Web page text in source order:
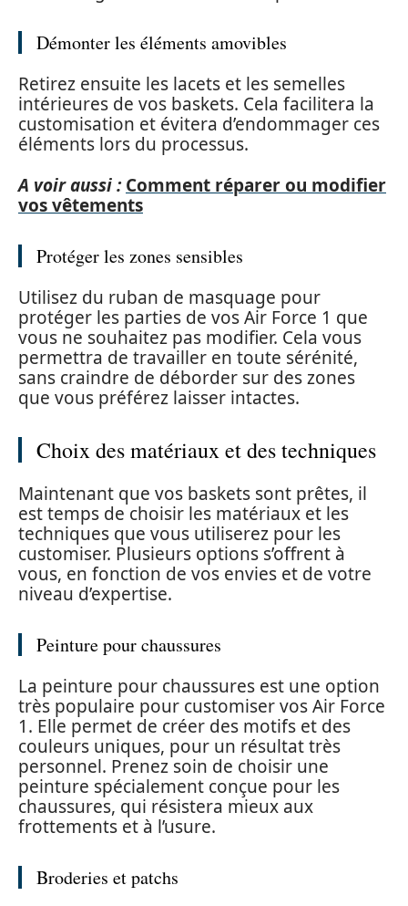
Démonter les éléments amovibles
Retirez ensuite les lacets et les semelles
intérieures de vos baskets. Cela facilitera la
customisation et évitera d’endommager ces
éléments lors du processus.
A voir aussi : Comment réparer ou modifier
vos vêtements
Protéger les zones sensibles
Utilisez du ruban de masquage pour
protéger les parties de vos Air Force 1 que
vous ne souhaitez pas modifier. Cela vous
permettra de travailler en toute sérénité,
sans craindre de déborder sur des zones
que vous préférez laisser intactes.
Choix des matériaux et des techniques
Maintenant que vos baskets sont prêtes, il
est temps de choisir les matériaux et les
techniques que vous utiliserez pour les
customiser. Plusieurs options s’offrent à
vous, en fonction de vos envies et de votre
niveau d’expertise.
Peinture pour chaussures
La peinture pour chaussures est une option
très populaire pour customiser vos Air Force
1. Elle permet de créer des motifs et des
couleurs uniques, pour un résultat très
personnel. Prenez soin de choisir une
peinture spécialement conçue pour les
chaussures, qui résistera mieux aux
frottements et à l’usure.
Broderies et patchs